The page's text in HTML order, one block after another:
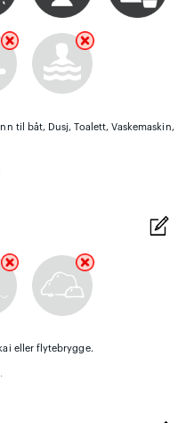
til båt, Dusj, Toalett, Vaskemaskin,
eller flytebrygge.
.